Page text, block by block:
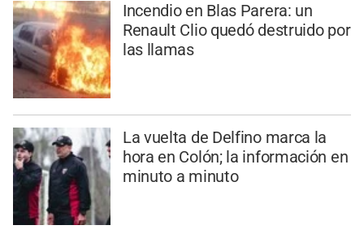
Incendio en Blas Parera: un
Renault Clio quedó destruido por
las llamas
La vuelta de Delfino marca la
hora en Colón; la información en
minuto a minuto